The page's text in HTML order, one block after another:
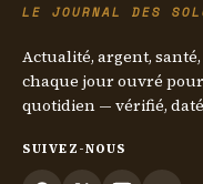
LE JOURNAL DES
Actualité, argent,
chaque jour ouvré
quotidien — vérifié,
SUIVEZ-NOUS